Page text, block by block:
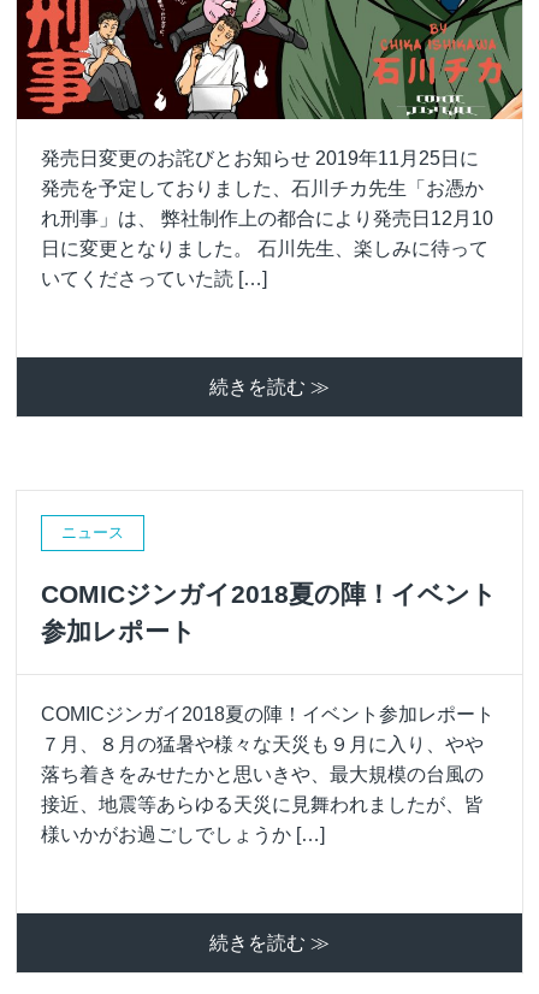
発売日変更のお詫びとお知らせ 2019年11月25日に
発売を予定しておりました、石川チカ先生「お憑か
れ刑事」は、 弊社制作上の都合により発売日12月10
日に変更となりました。 石川先生、楽しみに待って
いてくださっていた読 […]
続きを読む ≫
ニュース
COMICジンガイ2018夏の陣！イベント
参加レポート
COMICジンガイ2018夏の陣！イベント参加レポート
７月、８月の猛暑や様々な天災も９月に入り、やや
落ち着きをみせたかと思いきや、最大規模の台風の
接近、地震等あらゆる天災に見舞われましたが、皆
様いかがお過ごしでしょうか […]
続きを読む ≫